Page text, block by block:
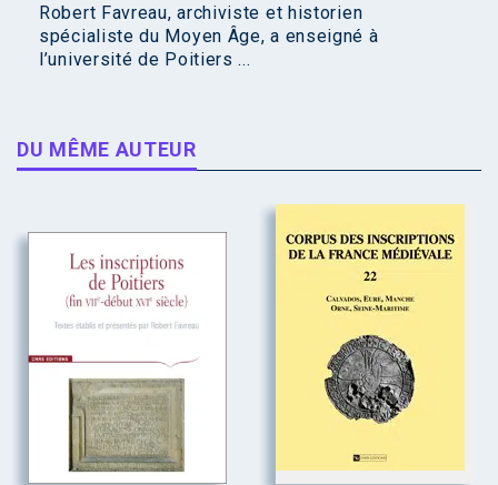
Robert Favreau, archiviste et historien
spécialiste du Moyen Âge, a enseigné à
l’université de Poitiers ...
DU MÊME AUTEUR